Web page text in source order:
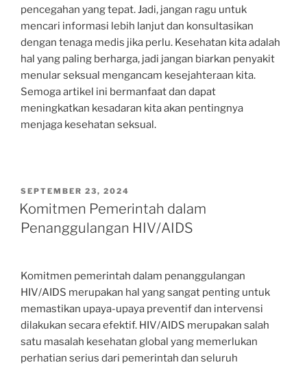
pencegahan yang tepat. Jadi, jangan ragu untuk
mencari informasi lebih lanjut dan konsultasikan
dengan tenaga medis jika perlu. Kesehatan kita adalah
hal yang paling berharga, jadi jangan biarkan penyakit
menular seksual mengancam kesejahteraan kita.
Semoga artikel ini bermanfaat dan dapat
meningkatkan kesadaran kita akan pentingnya
menjaga kesehatan seksual.
POSTED
ON
SEPTEMBER 23, 2024
Komitmen Pemerintah dalam
Penanggulangan HIV/AIDS
Komitmen pemerintah dalam penanggulangan
HIV/AIDS merupakan hal yang sangat penting untuk
memastikan upaya-upaya preventif dan intervensi
dilakukan secara efektif. HIV/AIDS merupakan salah
satu masalah kesehatan global yang memerlukan
perhatian serius dari pemerintah dan seluruh